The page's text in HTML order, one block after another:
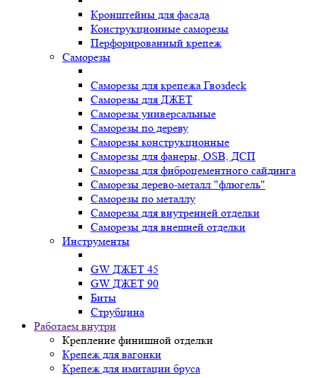
Кронштейны для фасада
Конструкционные саморезы
Перфорированный крепеж
Саморезы
Саморезы для крепежа Гвозdeck
Саморезы для ДЖЕТ
Саморезы универсальные
Саморезы по дереву
Саморезы конструкционные
Cаморезы для фанеры, OSB, ДСП
Саморезы для фиброцементного сайдинга
Саморезы дерево-металл "флюгель"
Саморезы по металлу
Саморезы для внутренней отделки
Саморезы для внешней отделки
Инструменты
GW ДЖЕТ 45
GW ДЖЕТ 90
Биты
Струбцина
Работаем внутри
Крепление финишной отделки
Крепеж для вагонки
Крепеж для имитации бруса